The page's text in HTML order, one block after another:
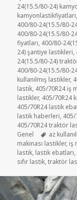
24(15.5/80-24)
kamyonlastikfiyatları,
400/80-24(15.5/80-
400/80-24(15.5/80-
fiyatları, 400/80-
24) şantiye lastikleri,
24(15.5/80-24)
400/80-24(15.5/80-
kullanılmış lastikler,
lastik, 405/70R24 iş
lastikler, 405/70R24
405/70R24 lastik
lastik haberleri,
405/70R24 traktör
Genel
Etiketler
az
makinası lastikler, iş
lastik, lastik ebatları,
sıfır lastik,traktör